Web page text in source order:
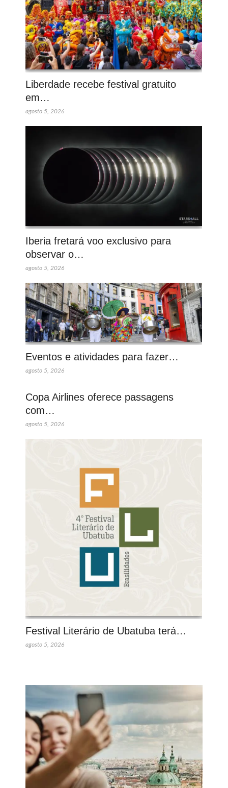
Liberdade recebe festival gratuito
em…
agosto 5, 2026
Iberia fretará voo exclusivo para
observar o…
agosto 5, 2026
Eventos e atividades para fazer…
agosto 5, 2026
Copa Airlines oferece passagens
com…
agosto 5, 2026
Festival Literário de Ubatuba terá…
agosto 5, 2026